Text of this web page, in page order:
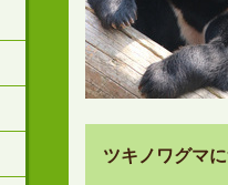
ツキノワグマ